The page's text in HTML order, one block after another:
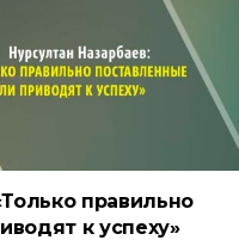
правильно
к успеху»